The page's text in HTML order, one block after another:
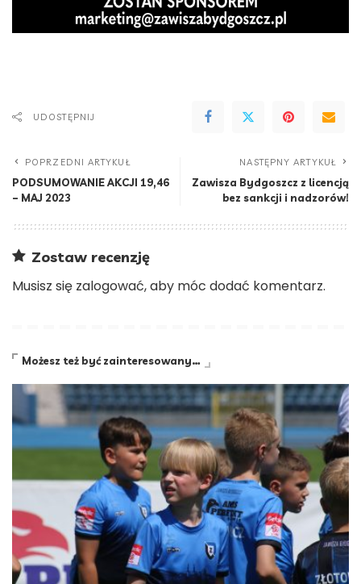
UDOSTĘPNIJ
POPRZEDNI ARTYKUŁ
PODSUMOWANIE AKCJI 19,46
– MAJ 2023
NASTĘPNY ARTYKUŁ
Zawisza Bydgoszcz z licencją
bez sankcji i nadzorów!
Zostaw recenzję
Musisz się zalogować, aby móc dodać komentarz.
Możesz też być zainteresowany…